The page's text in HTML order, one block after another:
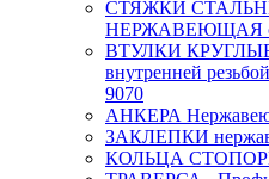
СТЯЖКИ
НЕРЖАВЕЮЩАЯ
ВТУЛКИ КРУГЛЫЕ
внутренней
9070
АНКЕРА
ЗАКЛЕПКИ
КОЛЬЦА